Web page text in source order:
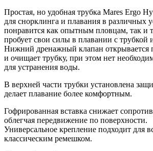
Простая, но удобная трубка Mares Ergo
для снорклинга и плавания в различных
понравится как опытным пловцам, так и
пробует свои силы в плавании с трубкой
Нижний дренажный клапан открывается
и очищает трубку, при этом нет
для устранения воды.
В верхней части трубки установлена
делает плавание более комфортным.
Гофрированная вставка снижает
облегчая передвижение по поверхности.
Универсальное крепление подходит для
классическим ремешком.